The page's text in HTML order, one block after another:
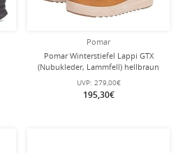
Pomar
Pomar Winterstiefel Lappi GTX
(Nubukleder, Lammfell) hellbraun
Damen
UVP: 279,00€
195,30€